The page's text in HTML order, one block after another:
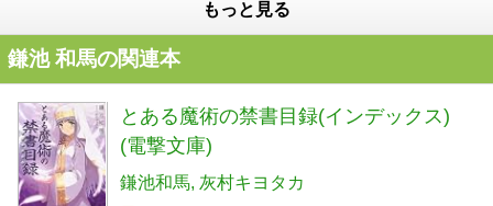
もっと見る
鎌池 和馬の関連本
とある魔術の禁書目録(インデックス)
(電撃文庫)
鎌池和馬 灰村キヨタカ